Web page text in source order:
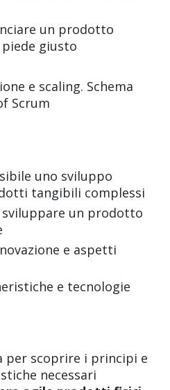
un prodotto
giusto
e scaling. Schema
Scrum
uno sviluppo
tangibili complessi
sviluppare un prodotto
e aspetti
e tecnologie
per scoprire i principi e
necessari